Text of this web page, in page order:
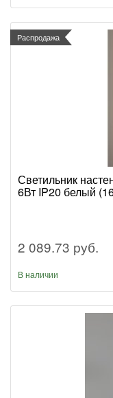
Распродажа
Светильник
6Вт IP20 белый
2 089.73 руб.
В наличии